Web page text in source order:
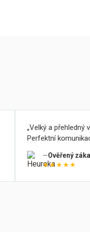
Velký a přehledný
Perfektní
Ověřený
★★★★★